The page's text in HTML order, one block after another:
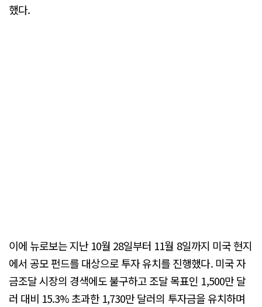
했다.
이에 뉴로보는 지난 10월 28일부터 11월 8일까지 미국 현지
에서 공모 펀드를 대상으로 투자 유치를 진행했다. 미국 자
금조달 시장의 경색에도 불구하고 조달 목표인 1,500만 달
러 대비 15.3% 초과한 1,730만 달러의 투자금을 유치하며